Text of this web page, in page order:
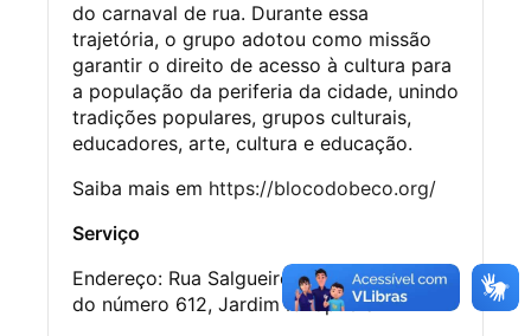
do carnaval de rua. Durante essa
trajetória, o grupo adotou como missão
garantir o direito de acesso à cultura para
a população da periferia da cidade, unindo
tradições populares, grupos culturais,
educadores, arte, cultura e educação.
Saiba mais em https://blocodobeco.org/
Serviço
Endereço: Rua Salgueiro do Campo, altura
do número 612, Jardim Ibirapuera